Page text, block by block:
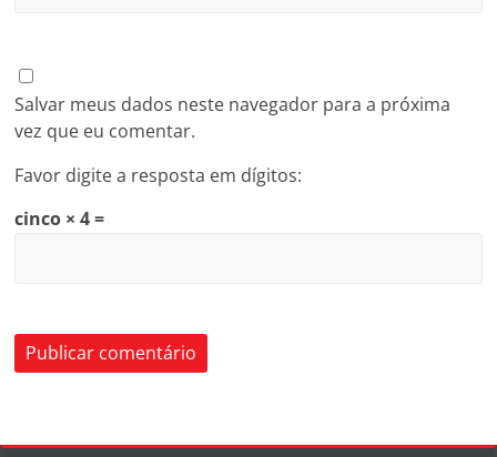
Salvar meus dados neste navegador para a próxima
vez que eu comentar.
Favor digite a resposta em dígitos:
cinco × 4 =